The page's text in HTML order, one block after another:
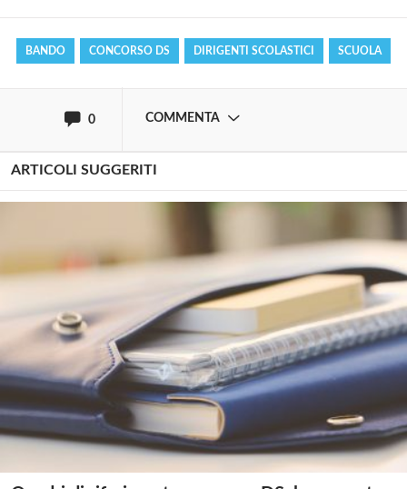
BANDO CONCORSO DS DIRIGENTI SCOLASTICI SCUOLA
0 COMMENTA
ARTICOLI SUGGERITI